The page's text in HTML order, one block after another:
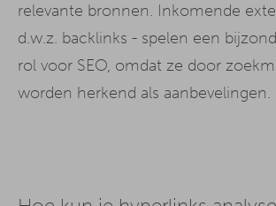
relevante bronnen. Inkomende
d.w.z. backlinks - spelen een
rol voor SEO, omdat ze door
worden herkend als aanbevelingen.